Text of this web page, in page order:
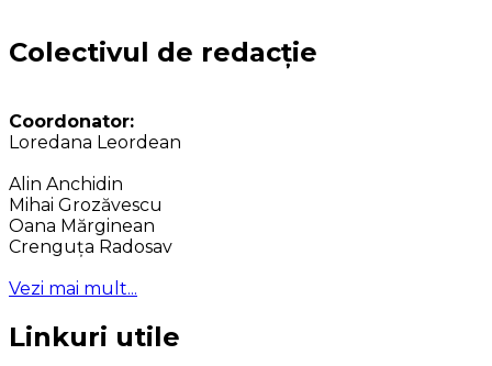
Colectivul de redacție
Coordonator:
Loredana Leordean
Alin Anchidin
Mihai Grozăvescu
Oana Mărginean
Crenguța Radosav
Vezi mai mult...
Linkuri utile